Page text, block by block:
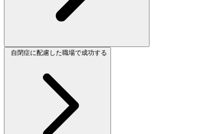
自閉症に配慮した職場で成功する